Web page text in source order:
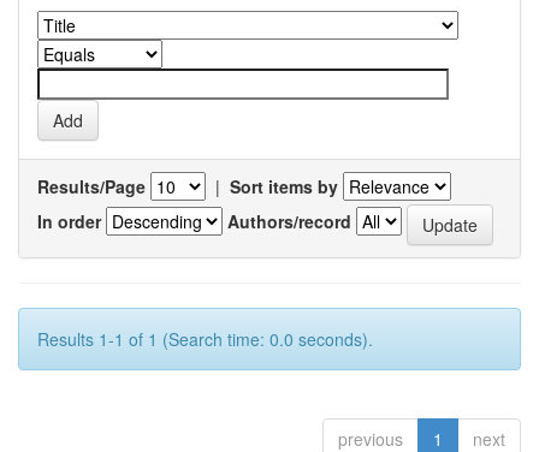
Results/Page | Sort items by
In order
Authors/record
Results 1-1 of 1 (Search time: 0.0 seconds).
previous 1 next